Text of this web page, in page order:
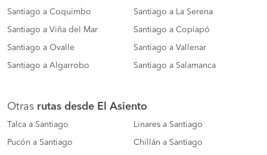
Santiago a Coquimbo Santiago a La Serena
Santiago a Viña del Mar Santiago a Copiapó
Santiago a Ovalle Santiago a Vallenar
Santiago a Algarrobo Santiago a Salamanca
Otras rutas desde El Asiento
Talca a Santiago Linares a Santiago
Pucón a Santiago Chillán a Santiago